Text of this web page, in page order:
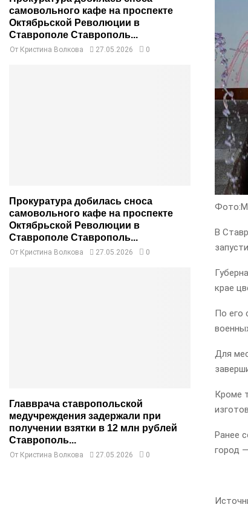
В
крае
По его
Для
Кроме
Ранее
город
самовольного кафе на проспекте
Октябрьской Революции в
Ставрополе Ставрополь...
От Кристина Волкова 27.05.2026 0
Прокуратура добилась сноса
самовольного кафе на проспекте
Октябрьской Революции в
Ставрополе Ставрополь...
От Кристина Волкова 27.05.2026 0
Главврача ставропольской
медучреждения задержали при
получении взятки в 12 млн рублей
Ставрополь...
От Кристина Волкова 27.05.2026 0